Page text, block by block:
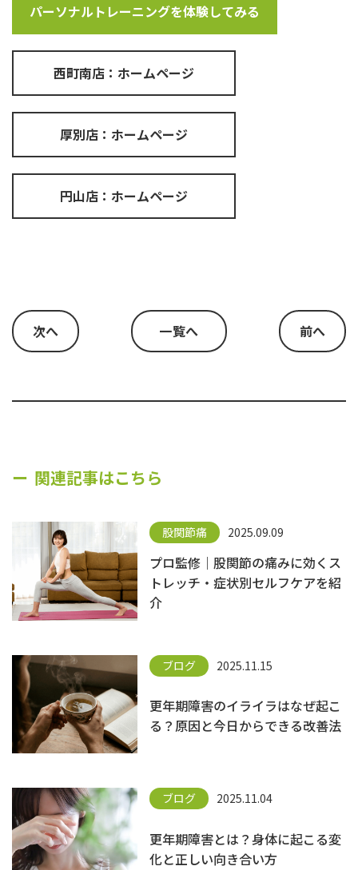
パーソナルトレーニングを体験してみる
西町南店：ホームページ
厚別店：ホームページ
円山店：ホームページ
次へ 一覧へ 前へ
関連記事はこちら
股関節痛 2025.09.09
プロ監修｜股関節の痛みに効くス
トレッチ・症状別セルフケアを紹
介
ブログ 2025.11.15
更年期障害のイライラはなぜ起こ
る？原因と今日からできる改善法
ブログ 2025.11.04
更年期障害とは？身体に起こる変
化と正しい向き合い方